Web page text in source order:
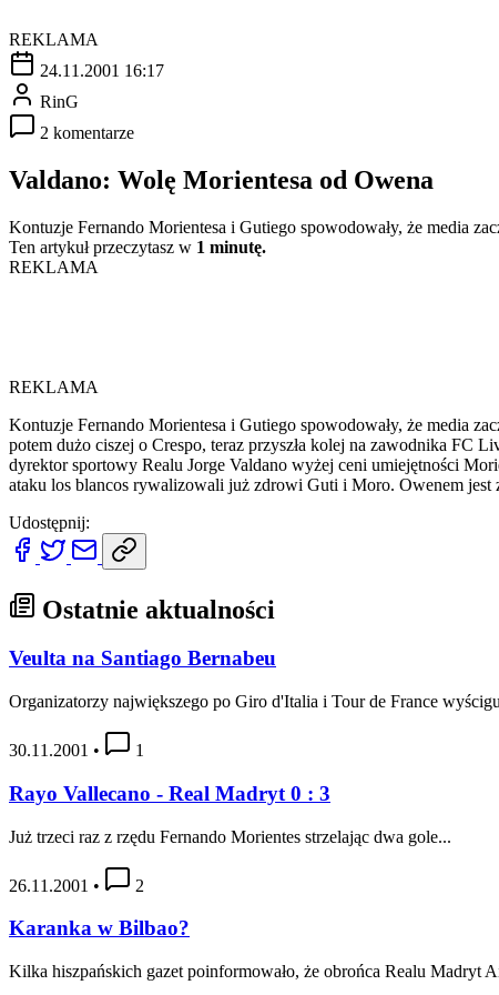
REKLAMA
24.11.2001 16:17
RinG
2 komentarze
Valdano: Wolę Morientesa od Owena
Kontuzje Fernando Morientesa i Gutiego spowodowały, że media
Ten artykuł przeczytasz w 1 minutę.
REKLAMA
REKLAMA
Kontuzje Fernando Morientesa i Gutiego spowodowały, że media
potem dużo ciszej o Crespo, teraz przyszła kolej na zawodnika FC
dyrektor sportowy Realu Jorge Valdano wyżej ceni umiejętności
ataku los blancos rywalizowali już zdrowi Guti i Moro. Owenem jest
Udostępnij:
Ostatnie aktualności
Veulta na Santiago Bernabeu
Organizatorzy największego po Giro d'Italia i Tour de France
30.11.2001 • 1
Rayo Vallecano - Real Madryt 0 : 3
Już trzeci raz z rzędu Fernando Morientes strzelając dwa gole...
26.11.2001 • 2
Karanka w Bilbao?
Kilka hiszpańskich gazet poinformowało, że obrońca Realu Madryt